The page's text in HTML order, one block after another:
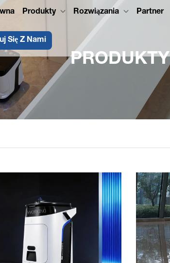
Produkty Rozwiązania Partner
Się Z Nami
PRODUKTY